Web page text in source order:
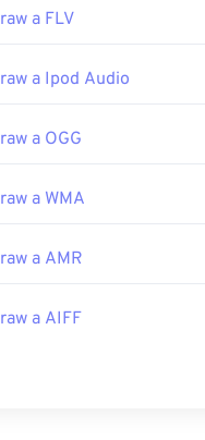
raw a FLV
raw a Ipod Audio
raw a OGG
raw a WMA
raw a AMR
raw a AIFF